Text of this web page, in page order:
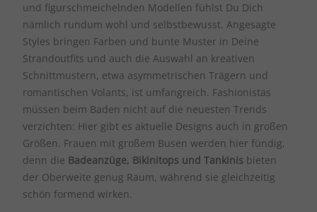
und figurschmeichelnden Modellen fühlst Du Dich
nämlich rundum wohl und selbstbewusst. Angesagte
Styles bringen Farben und bunte Muster in Deine
Strandoutfits und auch die Auswahl an kreativen
Schnittmustern, etwa asymmetrischen Trägern und
romantischen Volants, ist umfangreich. Fashionistas
müssen beim Baden nicht auf die neuesten Trends
verzichten: Hier gibt es aktuelle Designs auch in großen
Größen. Frauen mit großem Busen werden hier fündig,
denn die Badeanzüge, Bikinitops und Tankinis bieten
der Oberweite genug Raum, während sie gleichzeitig
schön formend wirken.